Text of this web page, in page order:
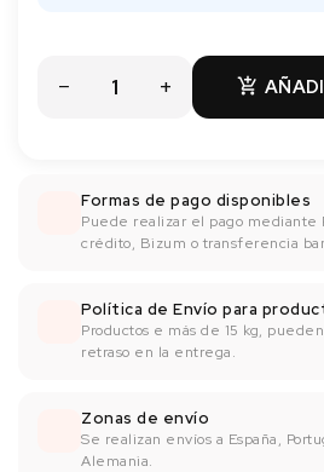

Formas de pago disponibles
Puede realizar el pago mediante
crédito, Bizum o transferencia
Política de Envío para
Productos e más de 15 kg,
retraso en la entrega.
Zonas de envío
Se realizan envíos a España,
Alemania.